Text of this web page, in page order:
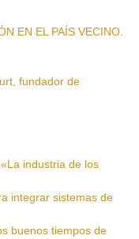
EN EL PAÍS VECINO.
fundador de
industria de los
integrar sistemas de
buenos tiempos de